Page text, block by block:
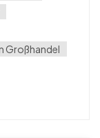
Großhandel